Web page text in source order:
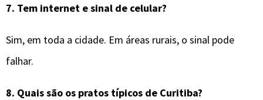
7. Tem internet e sinal de celular?
Sim, em toda a cidade. Em áreas rurais, o sinal pode
falhar.
8. Quais são os pratos típicos de Curitiba?